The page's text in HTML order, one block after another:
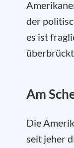
der
es ist
Am
Die
seit jeher